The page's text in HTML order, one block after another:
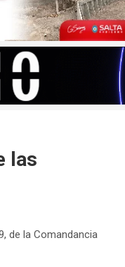
las
de la Comandancia